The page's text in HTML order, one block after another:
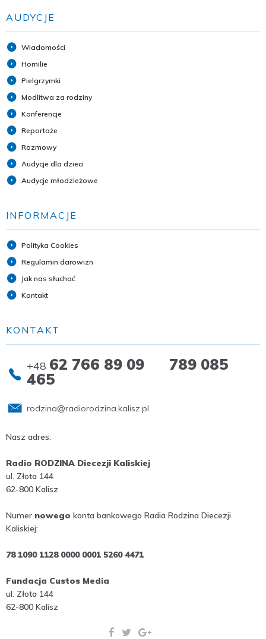
AUDYCJE
Wiadomości
Homilie
Pielgrzymki
Modlitwa za rodziny
Konferencje
Reportaże
Rozmowy
Audycje dla dzieci
Audycje młodzieżowe
INFORMACJE
Polityka Cookies
Regulamin darowizn
Jak nas słuchać
Kontakt
KONTAKT
+48 62 766 89 09 789 085
465
rodzina@radiorodzina.kalisz.pl
Nasz adres:
Radio RODZINA Diecezji Kaliskiej
ul. Złota 144
62-800 Kalisz
Numer nowego konta bankowego Radia Rodzina Diecezji
Kaliskiej:
78 1090 1128 0000 0001 5260 4471
Fundacja Custos Media
ul. Złota 144
62-800 Kalisz